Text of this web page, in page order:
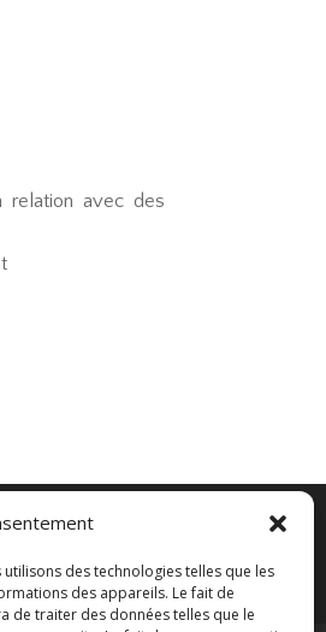
des technologies telles que les
des appareils. Le fait de
de traiter des données telles que le
relation avec des